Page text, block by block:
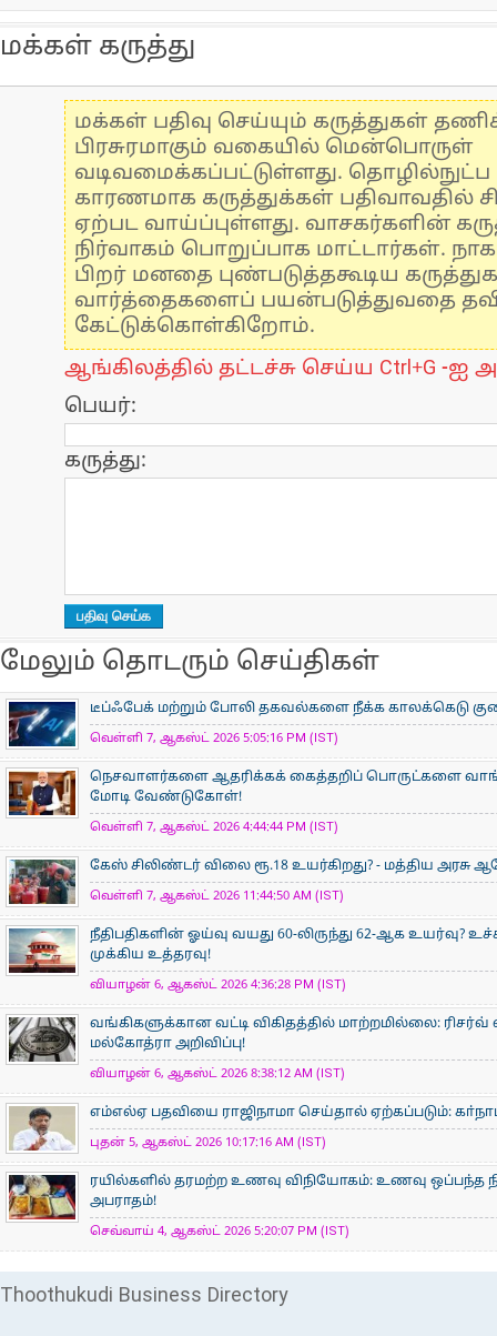
மக்கள் கருத்து
மக்கள் பதிவு செய்யும் கருத்துகள்
பிரசுரமாகும் வகையில் மென்பொருள்
வடிவமைக்கப்பட்டுள்ளது.
காரணமாக கருத்துக்கள் பதிவாவதில்
ஏற்பட வாய்ப்புள்ளது. வாசகர்களின்
நிர்வாகம் பொறுப்பாக மாட்டார்கள்.
பிறர் மனதை புண்படுத்தகூடிய
வார்த்தைகளைப் பயன்படுத்துவதை
கேட்டுக்கொள்கிறோம்.
ஆங்கிலத்தில் தட்டச்சு செய்ய Ctrl+G -ஐ
பெயர்:
கருத்து:
மேலும் தொடரும் செய்திகள்
டீப்ஃபேக் மற்றும் போலி தகவல்களை நீக்க காலக்கெடு
வெள்ளி 7, ஆகஸ்ட் 2026 5:05:16 PM (IST)
நெசவாளர்களை ஆதரிக்கக் கைத்தறிப் பொருட்களை
மோடி வேண்டுகோள்!
வெள்ளி 7, ஆகஸ்ட் 2026 4:44:44 PM (IST)
கேஸ் சிலிண்டர் விலை ரூ.18 உயர்கிறது? - மத்திய அரசு
வெள்ளி 7, ஆகஸ்ட் 2026 11:44:50 AM (IST)
நீதிபதிகளின் ஓய்வு வயது 60-லிருந்து 62-ஆக உயர்வு?
முக்கிய உத்தரவு!
வியாழன் 6, ஆகஸ்ட் 2026 4:36:28 PM (IST)
வங்கிகளுக்கான வட்டி விகிதத்தில் மாற்றமில்லை:
மல்கோத்ரா அறிவிப்பு!
வியாழன் 6, ஆகஸ்ட் 2026 8:38:12 AM (IST)
எம்எல்ஏ பதவியை ராஜிநாமா செய்தால் ஏற்கப்படும்:
புதன் 5, ஆகஸ்ட் 2026 10:17:16 AM (IST)
ரயில்களில் தரமற்ற உணவு விநியோகம்: உணவு ஒப்பந்த
அபராதம்!
செவ்வாய் 4, ஆகஸ்ட் 2026 5:20:07 PM (IST)
Thoothukudi Business Directory